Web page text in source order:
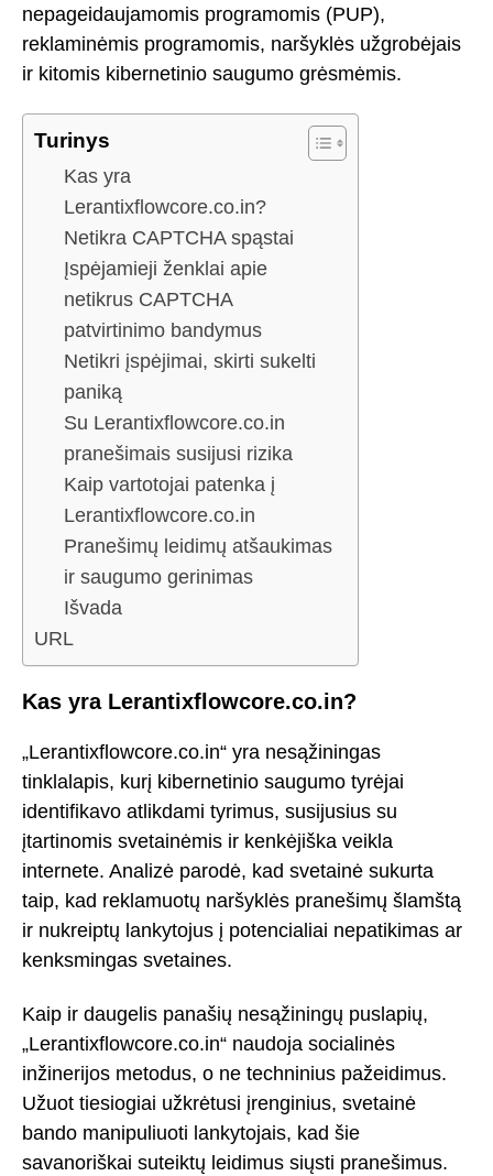
nepageidaujamomis programomis (PUP),
reklaminėmis programomis, naršyklės užgrobėjais
ir kitomis kibernetinio saugumo grėsmėmis.
Turinys
Kas yra
Lerantixflowcore.co.in?
Netikra CAPTCHA spąstai
Įspėjamieji ženklai apie
netikrus CAPTCHA
patvirtinimo bandymus
Netikri įspėjimai, skirti sukelti
paniką
Su Lerantixflowcore.co.in
pranešimais susijusi rizika
Kaip vartotojai patenka į
Lerantixflowcore.co.in
Pranešimų leidimų atšaukimas
ir saugumo gerinimas
Išvada
URL
Kas yra Lerantixflowcore.co.in?
„Lerantixflowcore.co.in“ yra nesąžiningas
tinklalapis, kurį kibernetinio saugumo tyrėjai
identifikavo atlikdami tyrimus, susijusius su
įtartinomis svetainėmis ir kenkėjiška veikla
internete. Analizė parodė, kad svetainė sukurta
taip, kad reklamuotų naršyklės pranešimų šlamštą
ir nukreiptų lankytojus į potencialiai nepatikimas ar
kenksmingas svetaines.
Kaip ir daugelis panašių nesąžiningų puslapių,
„Lerantixflowcore.co.in“ naudoja socialinės
inžinerijos metodus, o ne techninius pažeidimus.
Užuot tiesiogiai užkrėtusi įrenginius, svetainė
bando manipuliuoti lankytojais, kad šie
savanoriškai suteiktų leidimus siųsti pranešimus.